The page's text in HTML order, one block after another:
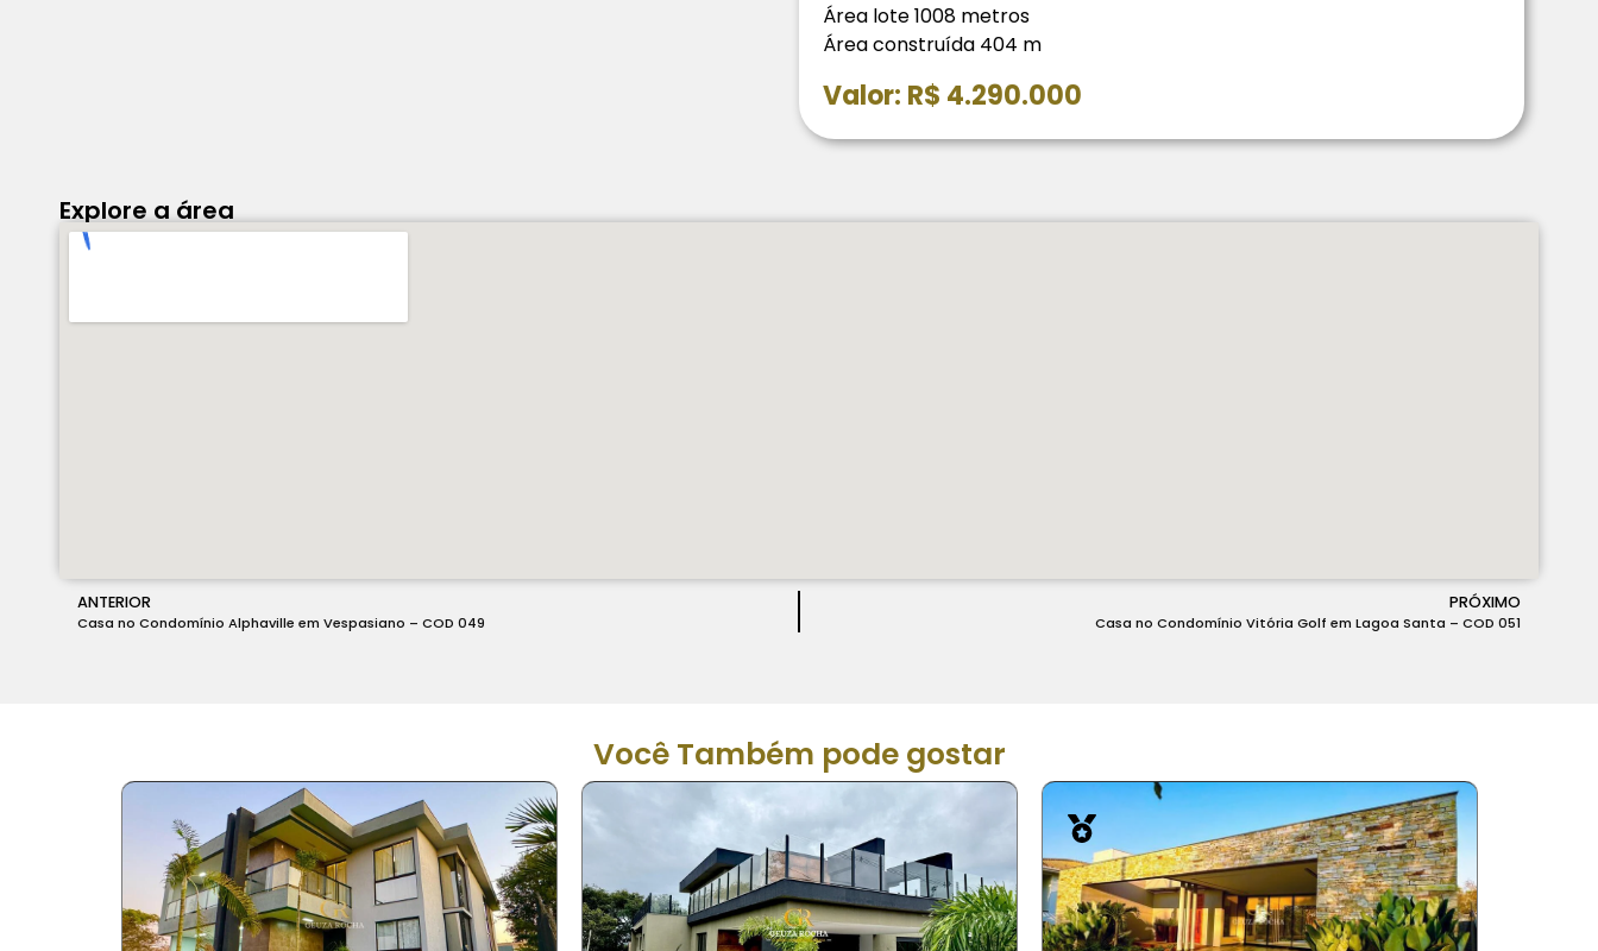
Área lote 1008 metros
Área construída 404 m
Valor: R$ 4.290.000
Explore a área
ANTERIOR
Casa no Condomínio Alphaville em Vespasiano – COD 049
PRÓXIMO
Casa no Condomínio Vitória Golf em Lagoa Santa – COD 051
Você Também pode gostar